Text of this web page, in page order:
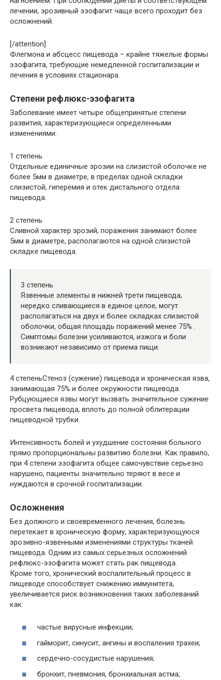
лечении, эрозивный эзофагит чаще всего проходит без
осложнений.
[/attention]
Флегмона и абсцесс пищевода – крайне тяжелые формы
эзофагита, требующие немедленной госпитализации и
лечения в условиях стационара.
Степени рефлюкс-эзофагита
Заболевание имеет четыре общепринятые степени
развития, характеризующиеся определенными
изменениями:
1 степень
Отдельные единичные эрозии на слизистой оболочке не
более 5мм в диаметре, в пределах одной складки
слизистой, гиперемия и отек дистального отдела
пищевода.
2 степень
Сливной характер эрозий, поражения занимают более
5мм в диаметре, располагаются на одной слизистой
складке пищевода.
3 степень
Язвенные элементы в нижней трети пищевода,
нередко сливающиеся в единое целое, могут
располагаться на двух и более складках слизистой
оболочки, общая площадь поражений менее 75% .
Симптомы болезни усиливаются, изжога и боли
возникают независимо от приема пищи.
4 степеньСтеноз (сужение) пищевода и хроническая язва,
занимающая 75% и более окружности пищевода.
Рубцующиеся язвы могут вызвать значительное сужение
просвета пищевода, вплоть до полной облитерации
пищеводной трубки.
Интенсивность болей и ухудшение состояния больного
прямо пропорциональны развитию болезни. Как правило,
при 4 степени эзофагита общее самочувствие серьезно
нарушено, пациенты значительно теряют в весе и
нуждаются в срочной госпитализации.
Осложнения
Без должного и своевременного лечения, болезнь
перетекает в хроническую форму, характеризующуюся
эрозивно-язвенными изменениями структуры тканей
пищевода. Одним из самых серьезных осложнений
рефлюкс-эзофагита может стать рак пищевода.
Кроме того, хронический воспалительный процесс в
пищеводе способствует снижению иммунитета,
увеличивается риск возникновения таких заболеваний
как:
частые вирусные инфекции;
гайморит, синусит, ангины и воспаления трахеи;
сердечно-сосудистые нарушения;
бронхит, пневмония, бронхиальная астма;